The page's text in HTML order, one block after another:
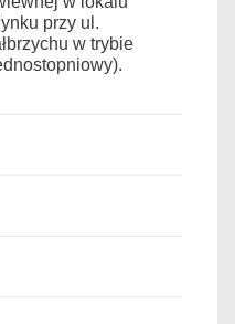
przy ul.
w trybie